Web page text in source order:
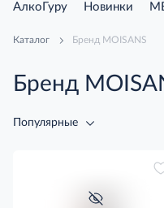
АлкоГуру Новинки
Каталог Бренд MOISANS
Бренд
Популярные